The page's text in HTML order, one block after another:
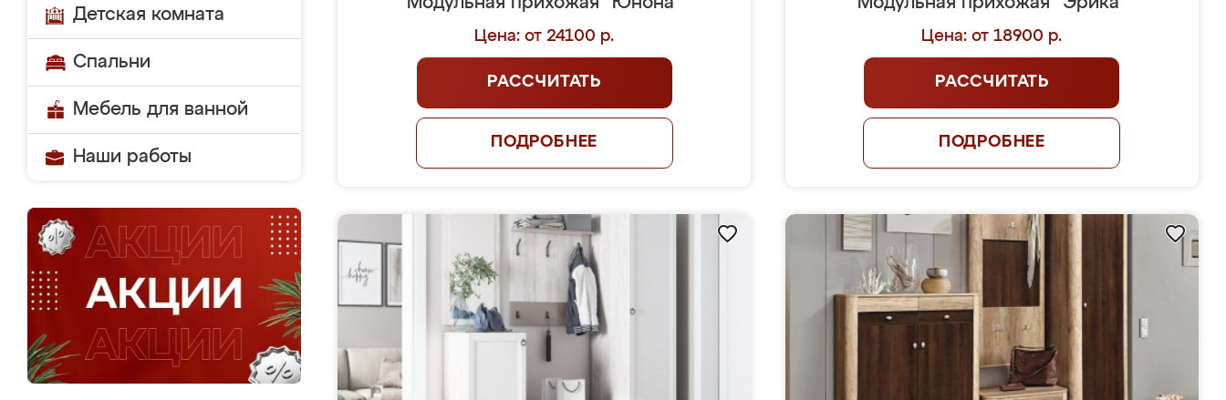
Детская комната
Спальни
Мебель для ванной
Наши работы
Цена: от 24100 р.
РАССЧИТАТЬ
ПОДРОБНЕЕ
Цена: от 18900 р.
РАССЧИТАТЬ
ПОДРОБНЕЕ